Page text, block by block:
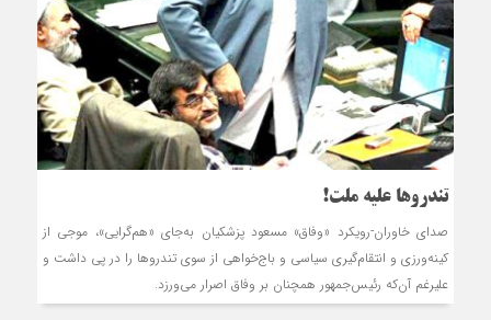
تندروها علیه ملت!
صدای خاوران-رويکرد «وفاق» مسعود پزشکيان به‌جاي «هم‌گرايي»، موجي از
کينه‌ورزي و انتقام‌گيري سياسي و باج‌خواهي از سوي تندروها را در پي داشت و
عليرغم آن‌که رئيس‌جمهور همچنان بر وفاق اصرار مي‌ورزد.